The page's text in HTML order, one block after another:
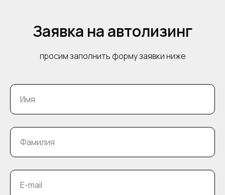
Заявка на автолизинг
просим заполнить форму заявки ниже
Имя
Фамилия
E-mail